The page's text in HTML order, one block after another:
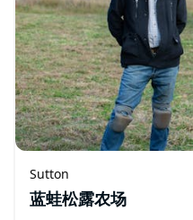
Sutton
蓝蛙松露农场